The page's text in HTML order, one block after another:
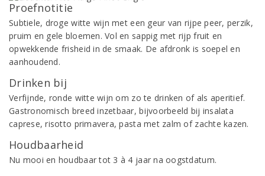
Proefnotitie
Subtiele, droge witte wijn met een geur van rijpe peer, perzik,
pruim en gele bloemen. Vol en sappig met rijp fruit en
opwekkende frisheid in de smaak. De afdronk is soepel en
aanhoudend.
Drinken bij
Verfijnde, ronde witte wijn om zo te drinken of als aperitief.
Gastronomisch breed inzetbaar, bijvoorbeeld bij insalata
caprese, risotto primavera, pasta met zalm of zachte kazen.
Houdbaarheid
Nu mooi en houdbaar tot 3 à 4 jaar na oogstdatum.